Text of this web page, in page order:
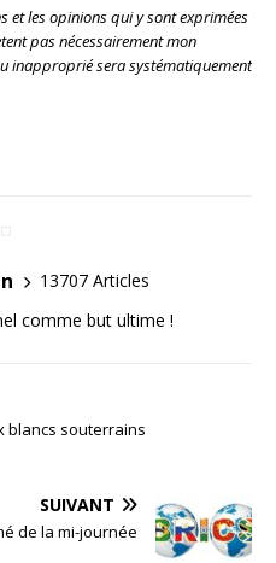
et les opinions qui y sont exprimées
pas nécessairement mon
inapproprié sera systématiquement
13707 Articles
comme but ultime !
blancs souterrains
SUIVANT
de la mi-journée